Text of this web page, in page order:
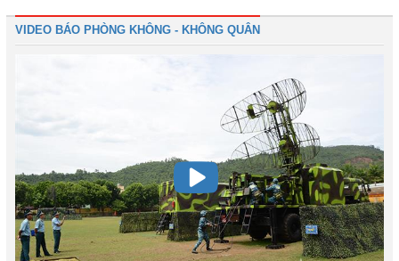
VIDEO BÁO PHÒNG KHÔNG - KHÔNG QUÂN